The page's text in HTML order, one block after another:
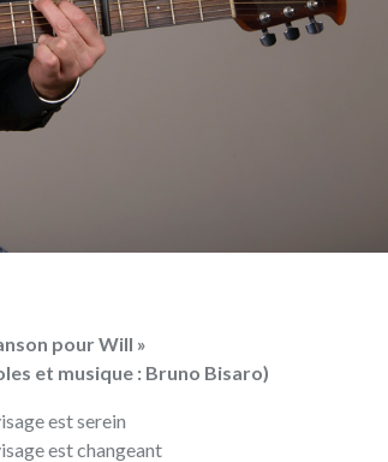
pour Will »
et musique : Bruno Bisaro)
est serein
est changeant